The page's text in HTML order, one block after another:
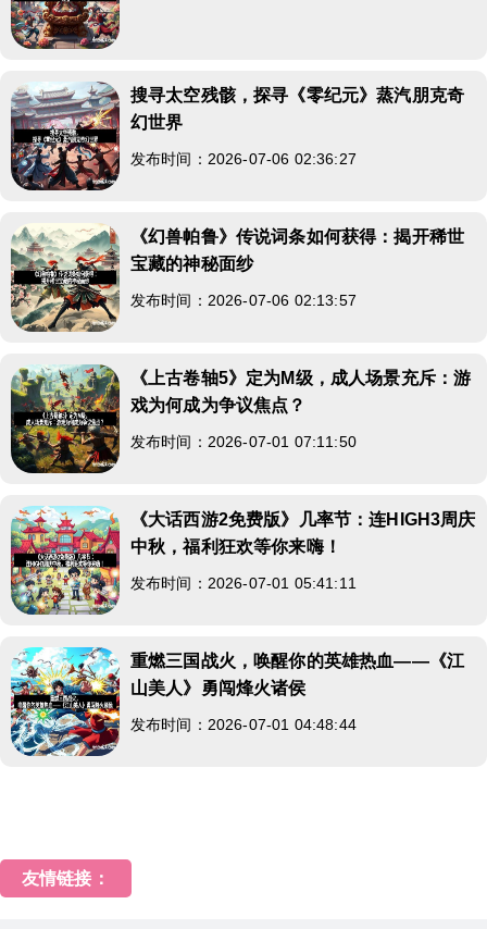
搜寻太空残骸，探寻《零纪元》蒸汽朋克奇
幻世界
发布时间：2026-07-06 02:36:27
《幻兽帕鲁》传说词条如何获得：揭开稀世
宝藏的神秘面纱
发布时间：2026-07-06 02:13:57
《上古卷轴5》定为M级，成人场景充斥：游
戏为何成为争议焦点？
发布时间：2026-07-01 07:11:50
《大话西游2免费版》几率节：连HIGH3周庆
中秋，福利狂欢等你来嗨！
发布时间：2026-07-01 05:41:11
重燃三国战火，唤醒你的英雄热血——《江
山美人》勇闯烽火诸侯
发布时间：2026-07-01 04:48:44
友情链接：